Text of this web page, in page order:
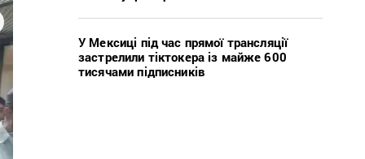
У Мексиці під час прямої трансляції
застрелили тіктокера із майже 600
тисячами підписників